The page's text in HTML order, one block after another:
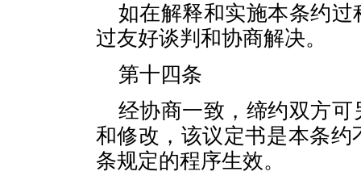
如在解释和实施本条约
过友好谈判和协商解决。
第十四条
经协商一致，缔约双方
和修改，该议定书是本条
条规定的程序生效。